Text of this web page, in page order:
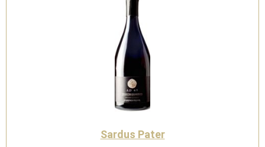
Sardus Pater